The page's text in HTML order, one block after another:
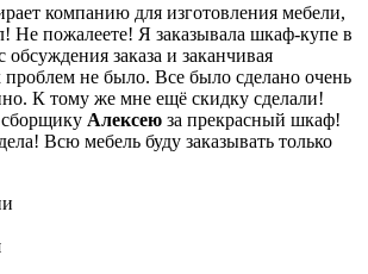
компанию для изготовления мебели,
Не пожалеете! Я заказывала шкаф-купе в
заказа и заканчивая
не было. Все было сделано очень
К тому же мне ещё скидку сделали!
Алексею за прекрасный шкаф!
Всю мебель буду заказывать только